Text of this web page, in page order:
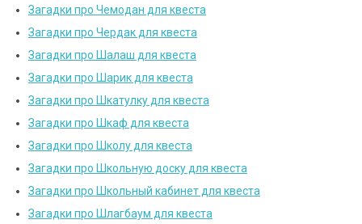
Загадки про Чемодан для квеста
Загадки про Чердак для квеста
Загадки про Шалаш для квеста
Загадки про Шарик для квеста
Загадки про Шкатулку для квеста
Загадки про Шкаф для квеста
Загадки про Школу для квеста
Загадки про Школьную доску для квеста
Загадки про Школьный кабинет для квеста
Загадки про Шлагбаум для квеста